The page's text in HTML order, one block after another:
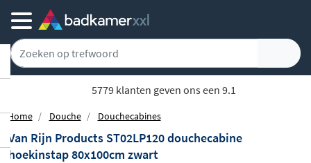
5779 klanten geven ons een 9.1
Home Douche Douchecabines
Van Rijn Products ST02LP120 douchecabine
hoekinstap 80x100cm zwart